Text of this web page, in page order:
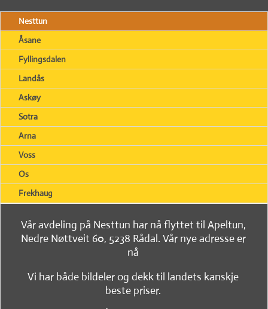
Nesttun
Åsane
Fyllingsdalen
Landås
Askøy
Sotra
Arna
Voss
Os
Frekhaug
Vår avdeling på Nesttun har nå flyttet til Apeltun,
Nedre Nøttveit 60, 5238 Rådal. Vår nye adresse er
nå
Vi har både bildeler og dekk til landets kanskje
beste priser.